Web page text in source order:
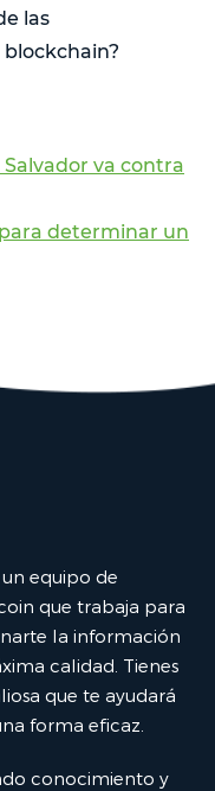
las
va contra
determinar un
equipo de
que trabaja para
la información
calidad. Tienes
que te ayudará
forma eficaz.
conocimiento y